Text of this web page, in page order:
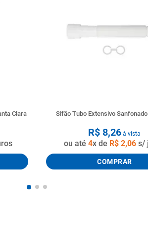
Clara Sifão Tubo Extensivo
R$ 8,26 à vista
ou até4x de R$ 2,06 s/
COMPRAR